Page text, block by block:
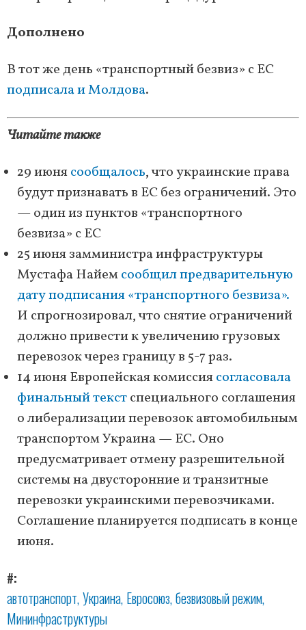
Дополнено
В тот же день «транспортный безвиз» с ЕС
подписала и Молдова.
Читайте также
29 июнясообщалось, что украинские права
будут признавать в ЕС без ограничений. Это
— один из пунктов «транспортного
безвиза» с ЕС
25 июня замминистра инфраструктуры
Мустафа Найемсообщил предварительную
дату подписания «транспортного безвиза».
И спрогнозировал, что снятие ограничений
должно привести к увеличению грузовых
перевозок через границу в 5-7 раз.
14 июня Европейская комиссиясогласовала
финальный текстспециального соглашения
о либерализации перевозок автомобильным
транспортом Украина — ЕС. Оно
предусматривает отмену разрешительной
системы на двусторонние и транзитные
перевозки украинскими перевозчиками.
Соглашение планируется подписать в конце
июня.
#
автотранспорт Украина Евросоюз безвизовый режим
Мининфраструктуры